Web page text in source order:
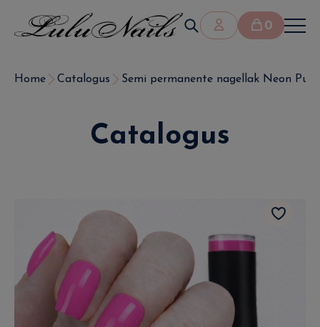
0
Home Catalogus Semi permanente nagellak Neon
Catalogus